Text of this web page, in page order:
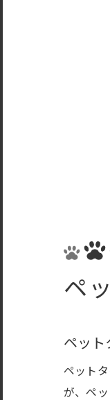
ペ
ペット
ペット
が、ペ